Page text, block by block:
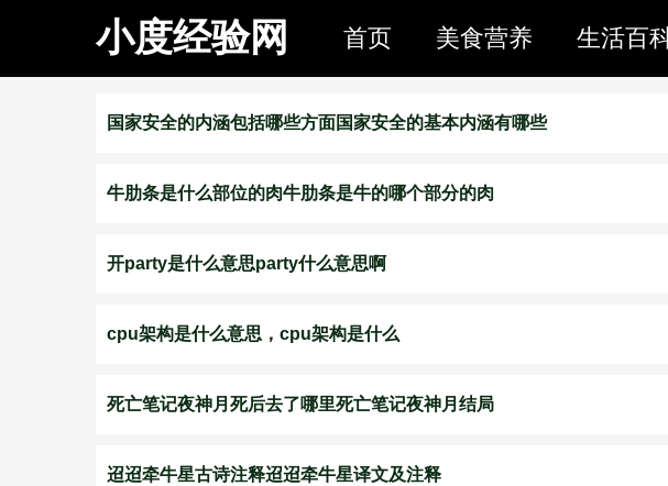
小度经验网 首页 美食营养 生活百
国家安全的内涵包括哪些方面国家安全的基本内涵有哪些
牛肋条是什么部位的肉牛肋条是牛的哪个部分的肉
开party是什么意思party什么意思啊
cpu架构是什么意思，cpu架构是什么
死亡笔记夜神月死后去了哪里死亡笔记夜神月结局
迢迢牵牛星古诗注释迢迢牵牛星译文及注释